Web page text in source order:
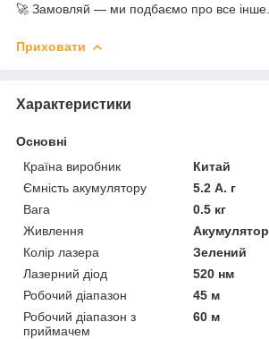
🚀 Замовляй — ми подбаємо про все інше.
Приховати
Характеристики
Основні
Країна виробник
Китай
Ємність акумулятору
5.2 А. г
Вага
0.5 кг
Живлення
Акумулятор
Колір лазера
Зелений
Лазерний діод
520 нм
Робочий діапазон
45 м
Робочий діапазон з
приймачем
60 м